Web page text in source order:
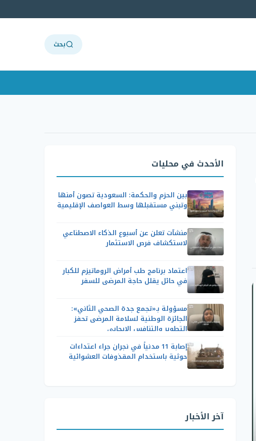
بحث
الأحدث في محليات
بين الحزم والحكمة: السعودية تصون أمنها
وتبني مستقبلها وسط العواصف الإقليمية
منشآت تعلن عن أسبوع الذكاء الاصطناعي
لاستكشاف فرص الاستثمار
اعتماد برنامج طب أمراض الروماتيزم للكبار
في حائل يقلل حاجة المرضى للسفر
مسؤولة بـ«تجمع جدة الصحي الثاني»:
الجائزة الوطنية لسلامة المرضى تحفز
التطوير والتنافس الإيجابي
إصابة 11 مدنياً في نجران جراء اعتداءات
حوثية باستخدام المقذوفات العشوائية
آخر الأخبار